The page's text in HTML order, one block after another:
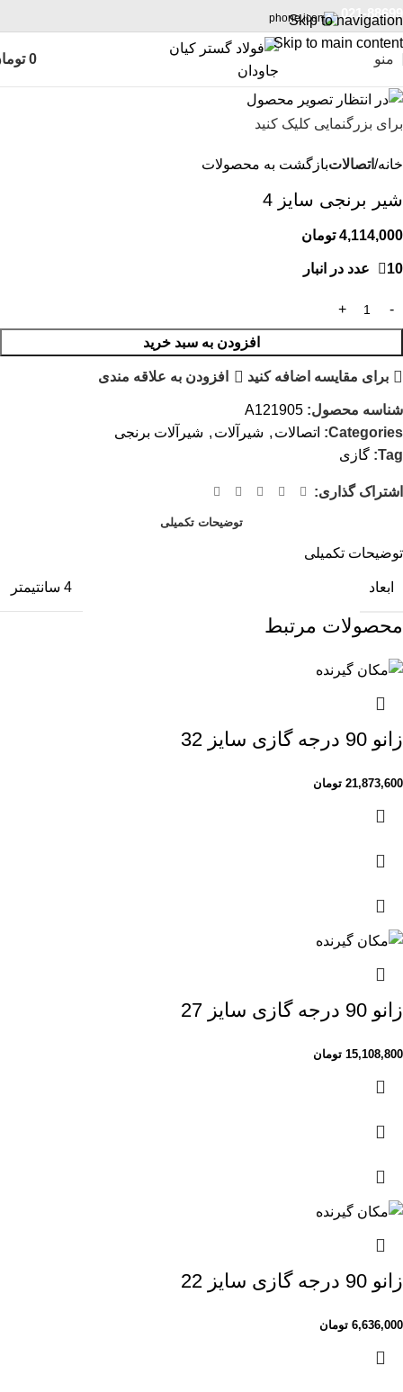
Skip to navigation
Skip to main content
021-88699
منو 0
برای بزرگنمایی کلیک کنید
خانه اتصالاتبازگشت به محصولات
شیر برنجی سایز 4
4,114,000 تومان
10 عدد در انبار
افزودن به سبد خرید
برای مقایسه اضافه کنید افزودن به علاقه مندی
شناسه محصول: A121905
Categories:
اتصالات , شیرآلات , شیرآلات برنجی
Tag: گازی
اشتراک گذاری:
توضیحات تکمیلی
توضیحات تکمیلی
ابعاد 4 سانتیمتر
محصولات مرتبط
زانو 90 درجه گازی سایز 32
21,873,600 تومان
زانو 90 درجه گازی سایز 27
15,108,800 تومان
زانو 90 درجه گازی سایز 22
6,636,000 تومان